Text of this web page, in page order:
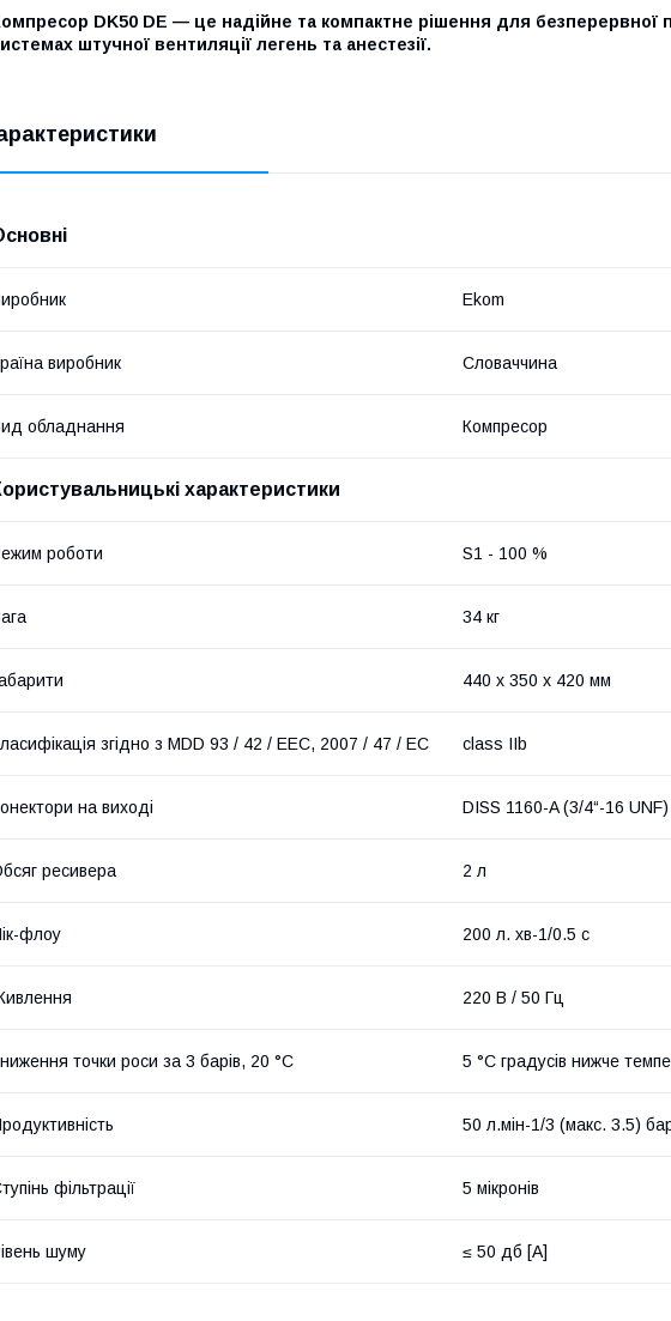
DK50 DE — це надійне та компактне рішення для безперервної
штучної вентиляції легень та анестезії.
Ekom
виробник Словаччина
обладнання Компресор
характеристики
роботи S1 - 100 %
34 кг
440 x 350 x 420 мм
згідно з MDD 93 / 42 / EEC, 2007 / 47 / EC class IIb
на виході DISS 1160-A (3/4“-16 UNF)
ресивера 2 л
флоу 200 л. хв-1/0.5 c
220 В / 50 Гц
точки роси за 3 барів, 20 °C 5 °C градусів нижче
50 л.мін-1/3 (макс. 3.5)
фільтрації 5 мікронів
шуму ≤ 50 дб [A]